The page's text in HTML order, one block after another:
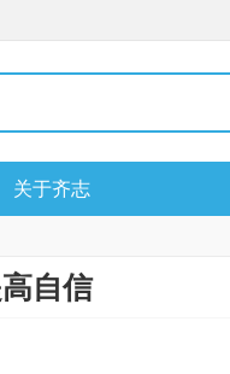
关于齐志
自信